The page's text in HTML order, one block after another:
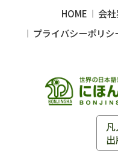
HOME 会
プライバシーポリシ